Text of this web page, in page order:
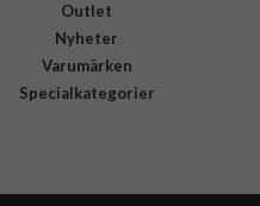
Outlet
Nyheter
Varumärken
Specialkategorier